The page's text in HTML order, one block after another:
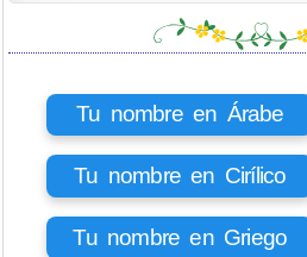
Tu nombre en Árabe
Tu nombre en Cirílico
Tu nombre en Griego